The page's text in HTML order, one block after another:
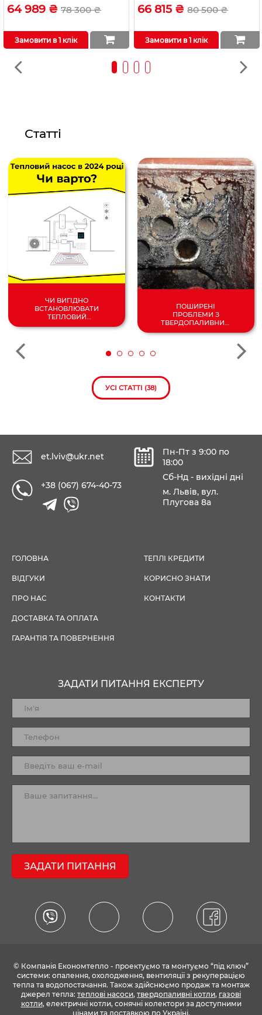
64 989 ₴ 78 300 ₴
Замовити в 1 клік
66 815 ₴ 80 500 ₴
Замовити в 1 клік
Статті
ЧИ ВИГІДНО
ВСТАНОВЛЮВАТИ
ТЕПЛОВИЙ
ПОШИРЕНІ
ПРОБЛЕМИ З
ТВЕРДОПАЛИВНИМ
УСІ СТАТТІ (38)
et.lviv@ukr.net
+38 (067) 674-40-73
Пн-Пт з 9:00 по
18:00
Сб-Нд - вихідні дні
м. Львів, вул.
Плугова 8а
ГОЛОВНА
ВІДГУКИ
ПРО НАС
ДОСТАВКА ТА ОПЛАТА
ГАРАНТІЯ ТА ПОВЕРНЕННЯ
ТЕПЛІ КРЕДИТИ
КОРИСНО ЗНАТИ
КОНТАКТИ
ЗАДАТИ ПИТАННЯ ЕКСПЕРТУ
ЗАДАТИ ПИТАННЯ
© Компанія Економтепло - проектуємо та монтуємо “під ключ”
системи: опалення, охолодження, вентиляції з рекуперацією
тепла та водопостачання. Також здійснюємо продаж та монтаж
джерел тепла: теплові насоси, твердопаливні котли, газові
котли, електричні котли, сонячні колектори за доступними
цінами та доставкою по Україні.